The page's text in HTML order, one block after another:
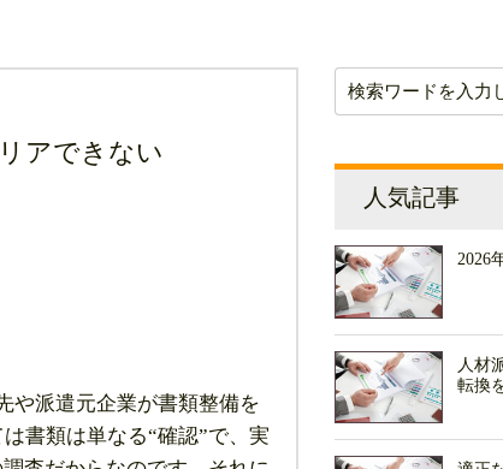
アできない
や派遣元企業が書類整備を
書類は単なる“確認”で、実
人気記事
2026
人材
転換